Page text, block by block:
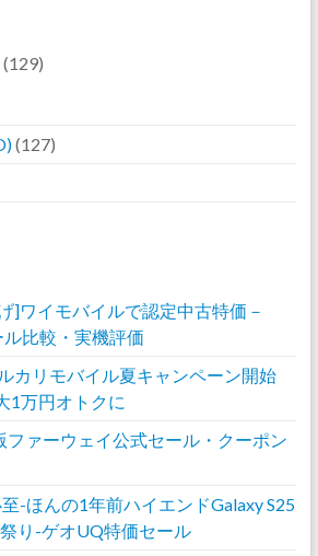
(129)
(127)
]ワイモバイルで認定中古特価－
比較・実機評価
カリモバイル夏キャンペーン開始
1万円オトクに
ファーウェイ公式セール・クーポン
-ほんの1年前ハイエンドGalaxy S25
り-ゲオUQ特価セール